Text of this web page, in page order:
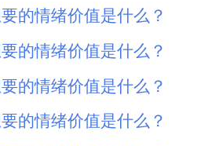
的情绪价值是什么？
的情绪价值是什么？
的情绪价值是什么？
的情绪价值是什么？